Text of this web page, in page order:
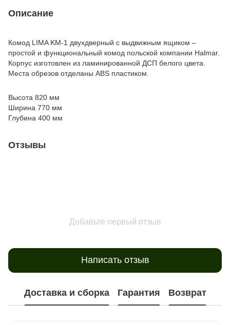
Описание
Комод LIMA KM-1 двухдверный с выдвижным ящиком –
простой и функциональный комод польской компании Halmar.
Корпус изготовлен из ламинированной ДСП белого цвета.
Места обрезов отделаны ABS пластиком.
Высота 820 мм
Ширина 770 мм
Глубина 400 мм
Отзывы
Добавьте первый отзыв
Написать отзыв
Доставка и сборка Гарантия Возврат